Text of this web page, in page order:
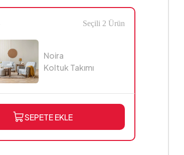
Seçili 2 Ürün
Noira
Koltuk Takımı
SEPETE EKLE